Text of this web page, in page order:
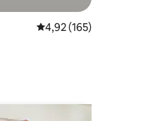
Średnia ocena: 4,92
4,92 (165)